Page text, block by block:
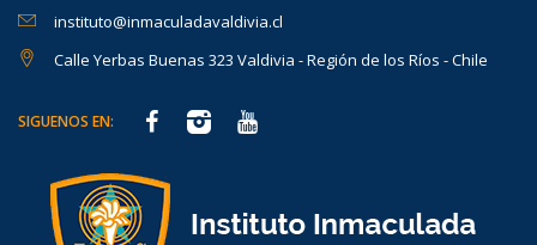
instituto@inmaculadavaldivia.cl
Calle Yerbas Buenas 323 Valdivia - Región de los Ríos - Chile
SIGUENOS EN: